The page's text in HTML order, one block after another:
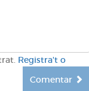
Registra't o
Comentar